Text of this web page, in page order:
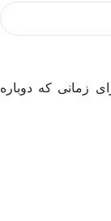
زمانی که دوباره